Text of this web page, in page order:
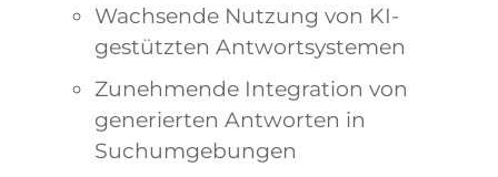
Wachsende Nutzung von KI-
gestützten Antwortsystemen
Zunehmende Integration von
generierten Antworten in
Suchumgebungen